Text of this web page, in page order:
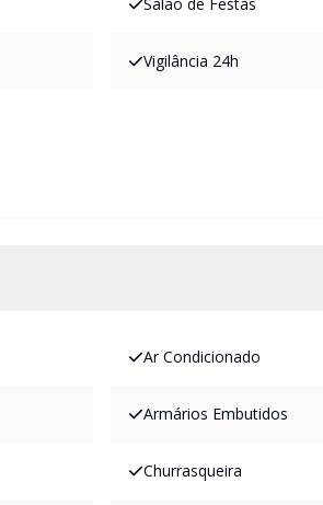
Vigilância 24h
Ar Condicionado
Armários Embutidos
Churrasqueira